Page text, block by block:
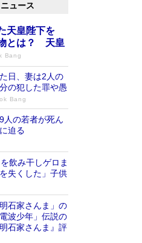
ニュース
天皇陛下を
とは？ 天皇
Bang
日、妻は2人の
の犯した罪や愚
Bang
の若者が死ん
迫る
飲み干しゲロま
失くした」子供
石家さんま」の
波少年」伝説の
石家さんま』評